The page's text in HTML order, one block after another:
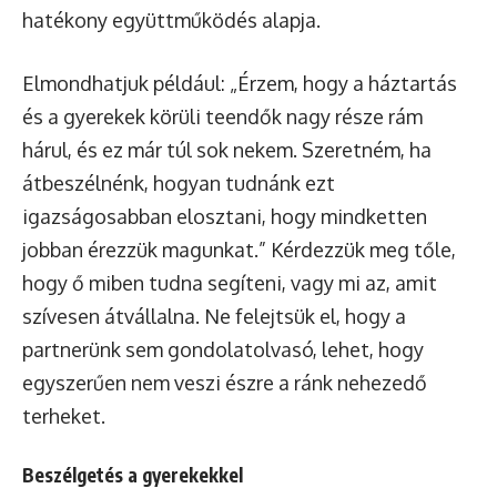
hatékony együttműködés alapja.
Elmondhatjuk például: „Érzem, hogy a háztartás
és a gyerekek körüli teendők nagy része rám
hárul, és ez már túl sok nekem. Szeretném, ha
átbeszélnénk, hogyan tudnánk ezt
igazságosabban elosztani, hogy mindketten
jobban érezzük magunkat.” Kérdezzük meg tőle,
hogy ő miben tudna segíteni, vagy mi az, amit
szívesen átvállalna. Ne felejtsük el, hogy a
partnerünk sem gondolatolvasó, lehet, hogy
egyszerűen nem veszi észre a ránk nehezedő
terheket.
Beszélgetés a gyerekekkel